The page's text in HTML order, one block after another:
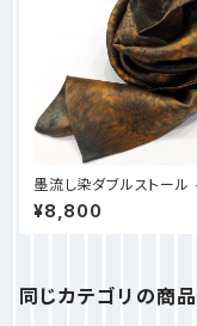
墨流し染ダブルストール - D37
オレンジ緑花火
¥8,800
同じカテゴリの商品